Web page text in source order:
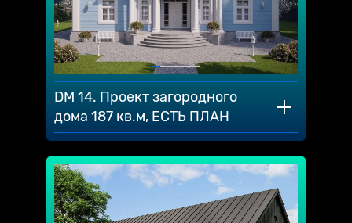
DM 14. Проект загородного
дома 187 кв.м, ЕСТЬ ПЛАН